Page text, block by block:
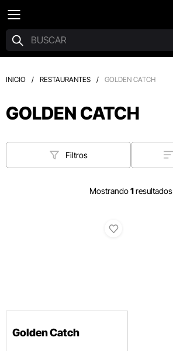
INICIO / RESTAURANTES / GOLDEN CATCH
GOLDEN CATCH
Filtros
Mostrando1resultados
Golden Catch